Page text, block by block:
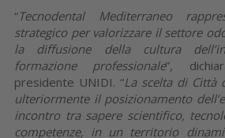
“Tecnodental Mediterraneo
strategico per valorizzare il settore
la diffusione della cultura
formazione professionale”,
presidente UNIDI. “La scelta di Città
ulteriormente il posizionamento
incontro tra sapere scientifico,
competenze, in un territorio